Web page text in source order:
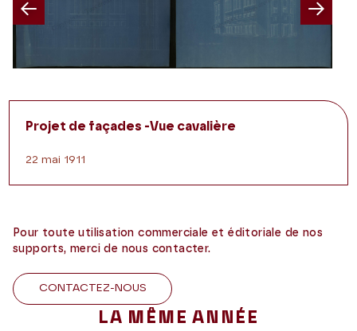
Projet de façades -Vue cavalière
22 mai 1911
Pour toute utilisation commerciale et éditoriale de nos
supports, merci de nous contacter.
CONTACTEZ-NOUS
LA MÊME ANNÉE